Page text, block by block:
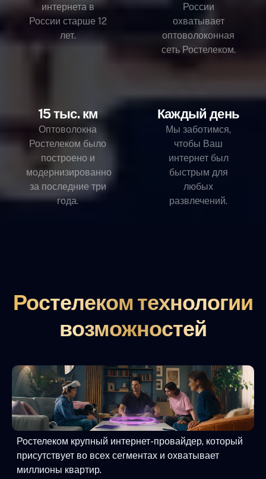
интернета в
России старше 12
лет.
России
охватывает
оптоволоконная
сеть Ростелеком.
15 тыс. км
Оптоволокна
Ростелеком было
построено и
модернизированно
за последние три
года.
Каждый день
Мы заботимся,
чтобы Ваш
интернет был
быстрым для
любых
развлечений.
Ростелеком технологии
возможностей
Ростелеком крупный интернет-провайдер, который
присутствует во всех сегментах и охватывает
миллионы квартир.